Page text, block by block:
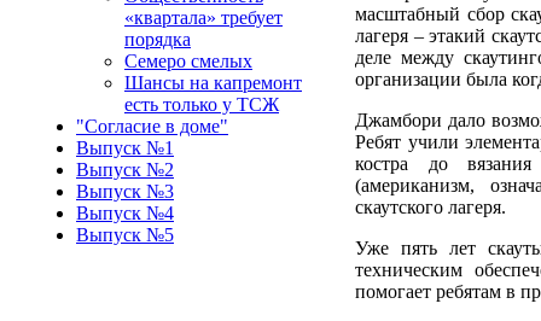
«квартала» требует
порядка
Семеро смелых
Шансы на капремонт
есть только у ТСЖ
"Согласие в доме"
Выпуск №1
Выпуск №2
Выпуск №3
Выпуск №4
Выпуск №5
масштабный сбор
лагеря – этакий
деле между
организации была
Джамбори дало
Ребят учили
костра до
(американизм,
скаутского лагеря.
Уже пять лет
техническим
помогает ребятам в